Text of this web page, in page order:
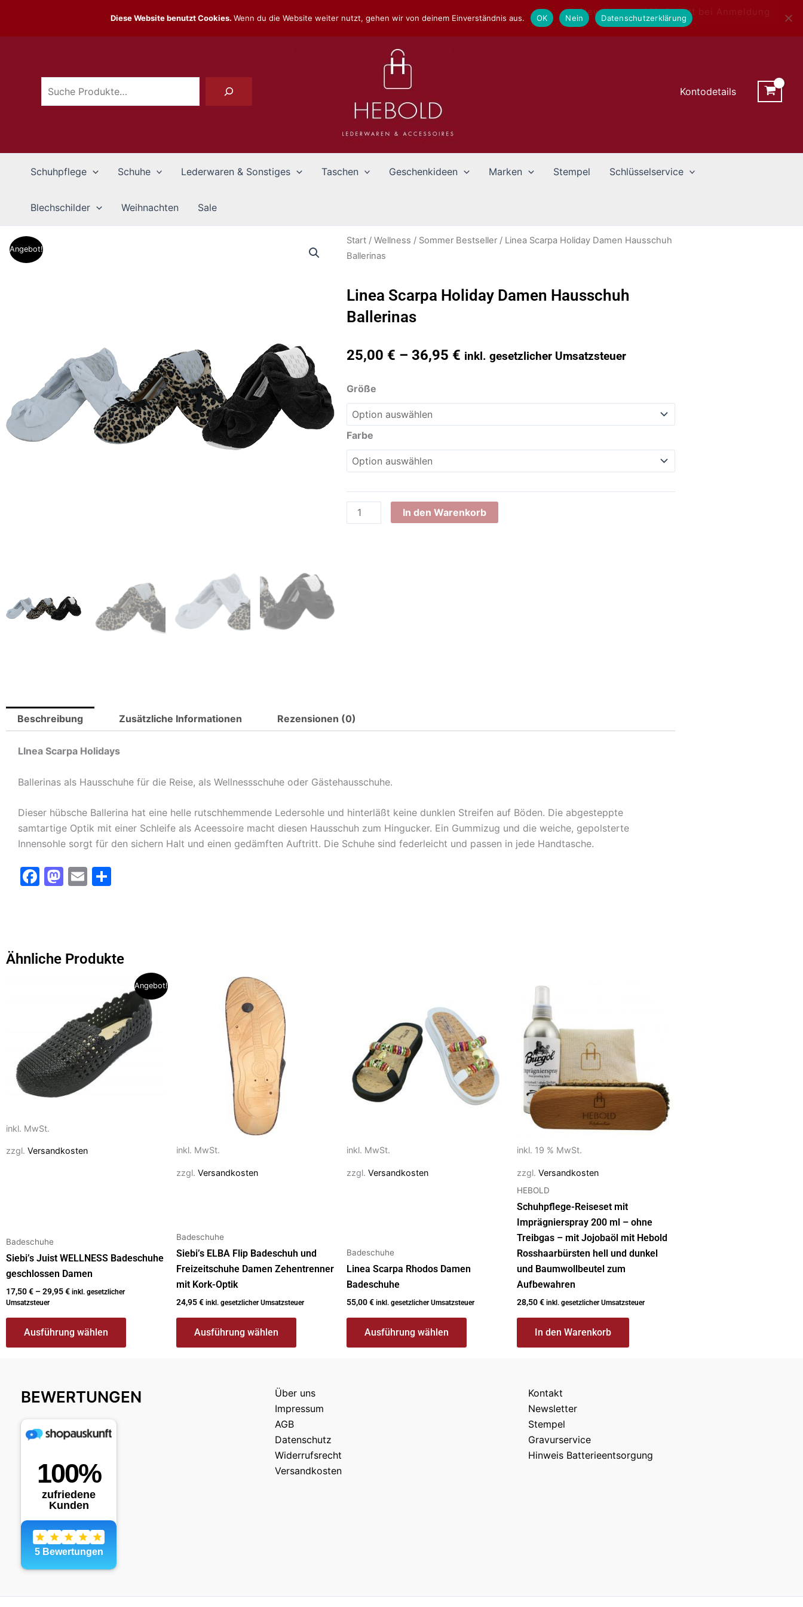
springen
Newsletter - 10% Rabatt bei Anmeldung
Suchen
Kontodetails
Schuhpflege Schuhe Lederwaren & Sonstiges Taschen Geschenkideen Marken Stempel Schlüsselservice
Blechschilder Weihnachten Sale
Angebot!
Start / Wellness / Sommer Bestseller / Linea Scarpa Holiday Damen Hausschuh
Ballerinas
Linea Scarpa Holiday Damen Hausschuh
Ballerinas
25,00 € – 36,95 € inkl. gesetzlicher Umsatzsteuer
Größe
Farbe
Linea
Scarpa
Holiday
Damen
Hausschuh
Ballerinas
In den Warenkorb
Beschreibung Zusätzliche Informationen Rezensionen (0)
LInea Scarpa Holidays
Ballerinas als Hausschuhe für die Reise, als Wellnessschuhe oder Gästehausschuhe.
Dieser hübsche Ballerina hat eine helle rutschhemmende Ledersohle und hinterläßt keine dunklen Streifen auf Böden. Die abgesteppte
samtartige Optik mit einer Schleife als Aceessoire macht diesen Hausschuh zum Hingucker. Ein Gummizug und die weiche, gepolsterte
Innensohle sorgt für den sichern Halt und einen gedämften Auftritt. Die Schuhe sind federleicht und passen in jede Handtasche.
F
b
o
M
d
o
E
Ähnliche Produkte
Angebot!
inkl. MwSt.
zzgl. Versandkosten
Badeschuhe
Siebi’s Juist WELLNESS Badeschuhe
geschlossen Damen
17,50€ –29,95€ inkl. gesetzlicher
Umsatzsteuer
Ausführung wählen
Varianten
auf.
Die
Optionen
auf
Produktseite
inkl. MwSt.
zzgl. Versandkosten
Badeschuhe
Siebi’s ELBA Flip Badeschuh und
Freizeitschuhe Damen Zehentrenner
mit Kork-Optik
24,95€ inkl. gesetzlicher Umsatzsteuer
Ausführung wählen
Produktseite
gewählt
inkl. MwSt.
zzgl. Versandkosten
Badeschuhe
Linea Scarpa Rhodos Damen
Badeschuhe
55,00€ inkl. gesetzlicher Umsatzsteuer
Ausführung wählen
Varianten
auf.
Die
Optionen
Produktseite
gewählt
inkl. 19 % MwSt.
zzgl. Versandkosten
HEBOLD
Schuhpflege-Reiseset mit
Imprägnierspray 200 ml – ohne
Treibgas – mit Jojobaöl mit Hebold
Rosshaarbürsten hell und dunkel
und Baumwollbeutel zum
Aufbewahren
28,50€ inkl. gesetzlicher Umsatzsteuer
In den Warenkorb
BEWERTUNGEN
Über uns
Impressum
AGB
Datenschutz
Widerrufsrecht
Versandkosten
Kontakt
Newsletter
Stempel
Gravurservice
Hinweis Batterieentsorgung
Diese Website benutzt Cookies. Wenn du die Website weiter nutzt, gehen wir von deinem Einverständnis aus. OK Nein Datenschutzerklärung